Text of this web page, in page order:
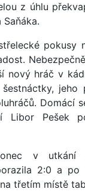
z úhlu
pokusy
nový hráč v
jeho
Domácí
Libor Pešek
v utkání
2:0 a po
třetím místě